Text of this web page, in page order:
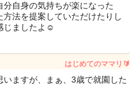
自身の気持ちが楽になった
法を提案していただけたりし
じましたよ☺️
はじめてのママリ🔰
ますが、まぁ、3歳で就園した